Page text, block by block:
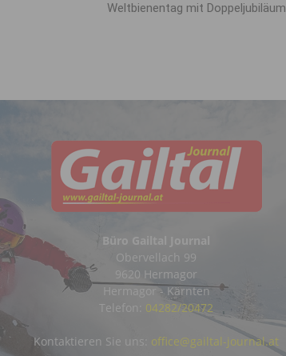
Weltbienentag mit Doppeljubiläum
Büro Gailtal Journal
Obervellach 99
9620 Hermagor
Hermagor - Kärnten
Telefon: 04282/20472
Kontaktieren Sie uns: office@gailtal-journal.at